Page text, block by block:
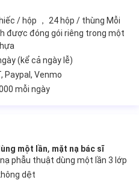
/ hộp ， 24 hộp / thùng Mỗi
được đóng gói riêng trong một
(kể cả ngày lễ)
Paypal, Venmo
mỗi ngày
một lần, mặt nạ bác sĩ
phẫu thuật dùng một lần 3 lớp
dệt